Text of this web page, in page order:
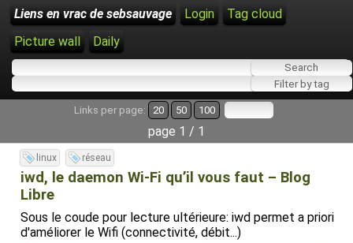
Liens en vrac de sebsauvage Login
Tag cloud
Picture wall
Daily
Links per page: 20 50 100
page 1 / 1
linux réseau
iwd, le daemon Wi-Fi qu’il vous faut – Blog
Libre
Sous le coude pour lecture ultérieure: iwd permet a priori
d'améliorer le Wifi (connectivité, débit...)